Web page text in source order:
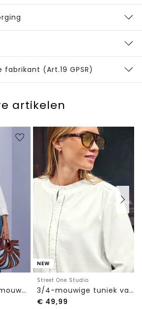
(Art.19 GPSR)
artikelen
Blouse met 3/4-mouwen en split in de hals
NEW
Street One Studio
3/4-mouwige tuniek van seersucker met banddetails
€ 49,99